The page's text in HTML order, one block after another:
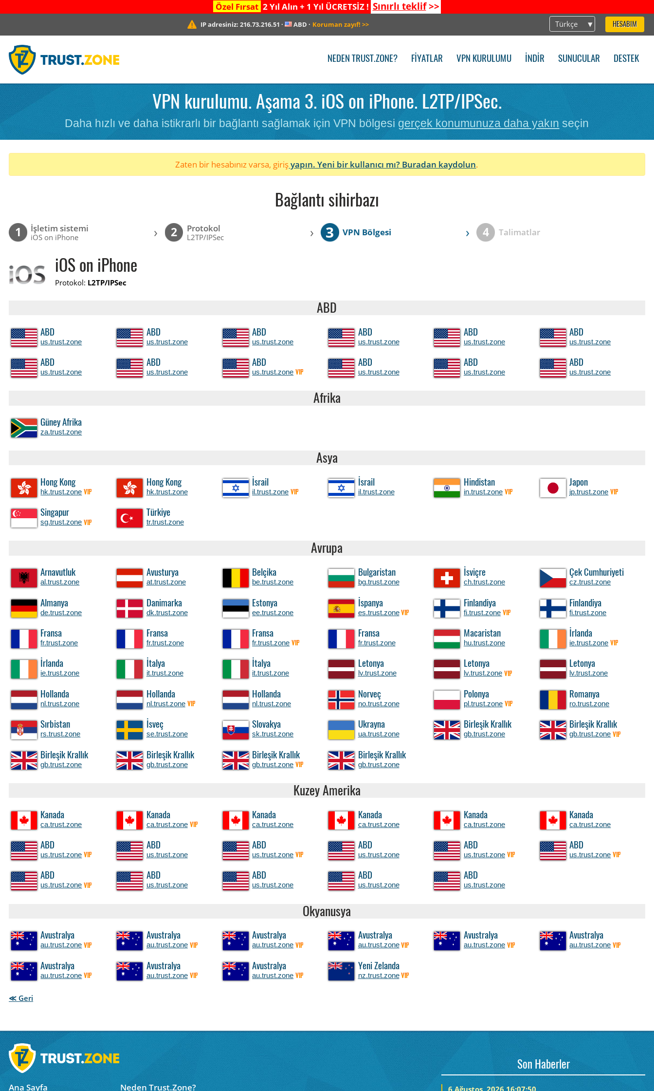
Özel Fırsat 2 Yıl Alın + 1 Yıl ÜCRETSİZ ! Sınırlı teklif>>
Türkçe HESABIM
IP adresiniz: 216.73.216.51 · ABD · Koruman zayıf! >>
NEDEN TRUST.ZONE? FIYATLAR VPN KURULUMU İNDIR SUNUCULAR DESTEK
VPN kurulumu. Aşama 3. iOS on iPhone. L2TP/IPSec.
Daha hızlı ve daha istikrarlı bir bağlantı sağlamak için VPN bölgesi gerçek konumunuza daha yakın seçin
Zaten bir hesabınız varsa, girişyapın. Yeni bir kullanıcı mı? Buradan kaydolun.
Bağlantı sihirbazı
1 İşletim sistemi
iOS on iPhone › 2 Protokol
L2TP/IPSec › 3 VPN Bölgesi › 4 Talimatlar
iOS on iPhone
Protokol: L2TP/IPSec
ABD
ABD
us.trust.zone
ABD
us.trust.zone
ABD
us.trust.zone
ABD
us.trust.zone
ABD
us.trust.zone
ABD
us.trust.zone
ABD
us.trust.zone
ABD
us.trust.zone
ABD
us.trust.zone VIP
ABD
us.trust.zone
ABD
us.trust.zone
ABD
us.trust.zone
Afrika
Güney Afrika
za.trust.zone
Asya
Hong Kong
hk.trust.zone VIP
Hong Kong
hk.trust.zone
İsrail
il.trust.zone VIP
İsrail
il.trust.zone
Hindistan
in.trust.zone VIP
Japon
jp.trust.zone VIP
Singapur
sg.trust.zone VIP
Türkiye
tr.trust.zone
Avrupa
Arnavutluk
al.trust.zone
Avusturya
at.trust.zone
Belçika
be.trust.zone
Bulgaristan
bg.trust.zone
İsviçre
ch.trust.zone
Çek Cumhuriyeti
cz.trust.zone
Almanya
de.trust.zone
Danimarka
dk.trust.zone
Estonya
ee.trust.zone
İspanya
es.trust.zone VIP
Finlandiya
fi.trust.zone VIP
Finlandiya
fi.trust.zone
Fransa
fr.trust.zone
Fransa
fr.trust.zone
Fransa
fr.trust.zone VIP
Fransa
fr.trust.zone
Macaristan
hu.trust.zone
İrlanda
ie.trust.zone VIP
İrlanda
ie.trust.zone
İtalya
it.trust.zone
İtalya
it.trust.zone
Letonya
lv.trust.zone
Letonya
lv.trust.zone VIP
Letonya
lv.trust.zone
Hollanda
nl.trust.zone
Hollanda
nl.trust.zone VIP
Hollanda
nl.trust.zone
Norveç
no.trust.zone
Polonya
pl.trust.zone VIP
Romanya
ro.trust.zone
Sırbistan
rs.trust.zone
İsveç
se.trust.zone
Slovakya
sk.trust.zone
Ukrayna
ua.trust.zone
Birleşik Krallık
gb.trust.zone
Birleşik Krallık
gb.trust.zone VIP
Birleşik Krallık
gb.trust.zone
Birleşik Krallık
gb.trust.zone
Birleşik Krallık
gb.trust.zone VIP
Birleşik Krallık
gb.trust.zone
Kuzey Amerika
Kanada
ca.trust.zone
Kanada
ca.trust.zone VIP
Kanada
ca.trust.zone
Kanada
ca.trust.zone
Kanada
ca.trust.zone
Kanada
ca.trust.zone
ABD
us.trust.zone VIP
ABD
us.trust.zone
ABD
us.trust.zone VIP
ABD
us.trust.zone
ABD
us.trust.zone VIP
ABD
us.trust.zone VIP
ABD
us.trust.zone VIP
ABD
us.trust.zone
ABD
us.trust.zone
ABD
us.trust.zone
ABD
us.trust.zone
Okyanusya
Avustralya
au.trust.zone VIP
Avustralya
au.trust.zone VIP
Avustralya
au.trust.zone VIP
Avustralya
au.trust.zone VIP
Avustralya
au.trust.zone VIP
Avustralya
au.trust.zone VIP
Avustralya
au.trust.zone VIP
Avustralya
au.trust.zone VIP
Avustralya
au.trust.zone VIP
Yeni Zelanda
nz.trust.zone VIP
≪ Geri
Ana Sayfa Neden Trust.Zone?
Son Haberler